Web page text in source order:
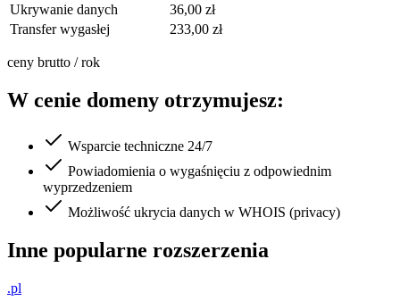
Ukrywanie danych
36,00 zł
Transfer wygasłej
233,00 zł
ceny brutto / rok
W cenie domeny otrzymujesz:
Wsparcie techniczne 24/7
Powiadomienia o wygaśnięciu z odpowiednim
wyprzedzeniem
Możliwość ukrycia danych w WHOIS (privacy)
Inne popularne rozszerzenia
.pl